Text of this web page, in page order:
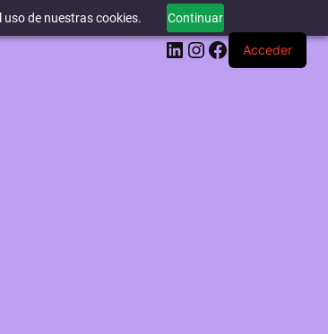
de nuestras cookies. Continuar
LinkedIn
Instagram
Facebook
Acceder